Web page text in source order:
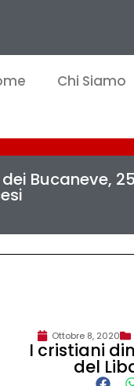
Chi Siamo
dei Bucaneve,
Ottobre 8, 2020
I cristiani
del